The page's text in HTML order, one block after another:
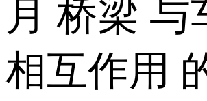
月 桥梁 与
相互作用